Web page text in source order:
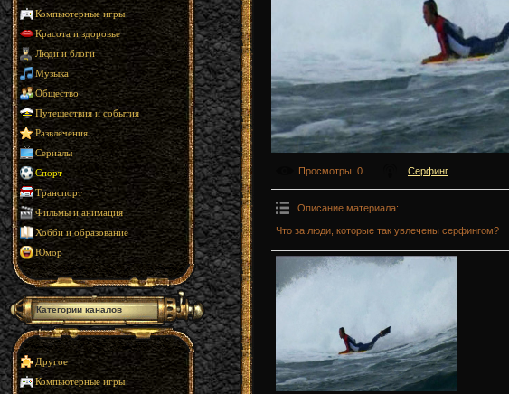
Компьютерные игры
Красота и здоровье
Люди и блоги
Музыка
Общество
Путешествия и события
Развлечения
Сериалы
Спорт
Транспорт
Фильмы и анимация
Хобби и образование
Юмор
Категории каналов
Другое
Компьютерные игры
Просмотры: 0 Серфинг
Описание материала:
Что за люди, которые так увлечены серфингом?